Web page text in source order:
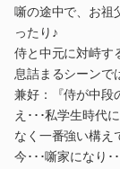
噺の途中で、お祖
ったり♪
侍と中元に対峙す
息詰まるシーンで
兼好：『侍が中段
え･･･私学生時代
なく一番強い構え
今･･･噺家になり･